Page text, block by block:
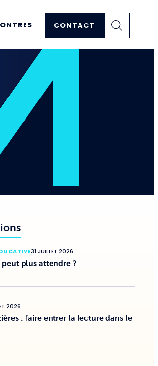
CONTACT
31 JUILLET 2026
peut plus attendre ?
2026
: faire entrer la lecture dans le